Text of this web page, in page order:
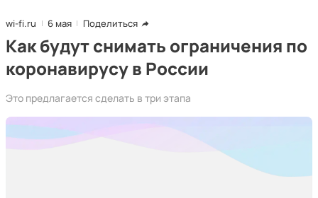
wi-fi.ru 6 мая Поделиться
Как будут снимать ограничения по
коронавирусу в России
Это предлагается сделать в три этапа